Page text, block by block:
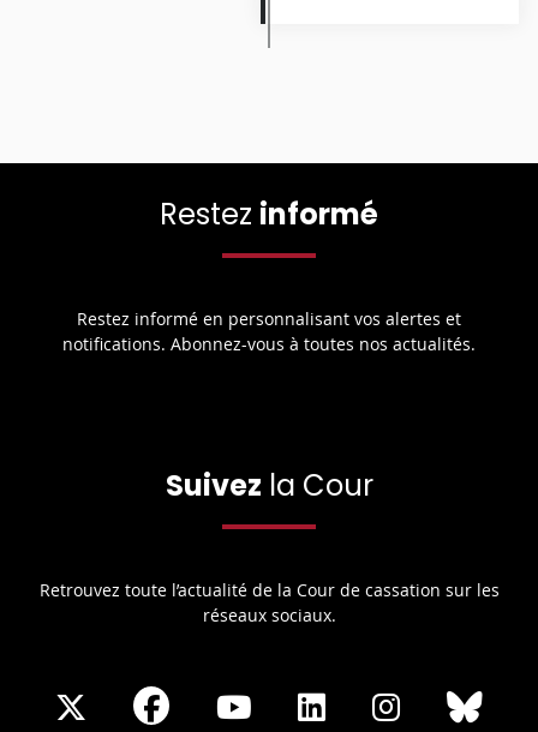
Restez informé
Restez informé en personnalisant vos alertes et
notifications. Abonnez-vous à toutes nos actualités.
Suivez la Cour
Retrouvez toute l’actualité de la Cour de cassation sur les
réseaux sociaux.
ShareShare
Share
Share
Share